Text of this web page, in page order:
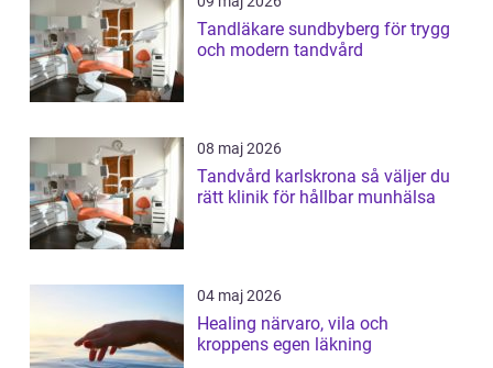
Tandläkare sundbyberg för trygg
och modern tandvård
08 maj 2026
Tandvård karlskrona så väljer du
rätt klinik för hållbar munhälsa
04 maj 2026
Healing närvaro, vila och
kroppens egen läkning